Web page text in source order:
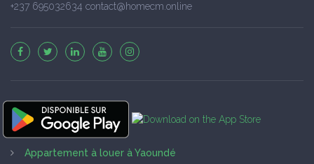
+237 695032634 contact@homecm.online
Appartement à louer à Yaoundé